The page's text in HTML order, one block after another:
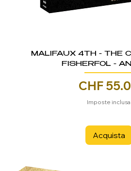
MALIFAUX 4TH - THE
FISHERFOL -
Prezzo
CHF
Imposte inclusa
Acquista